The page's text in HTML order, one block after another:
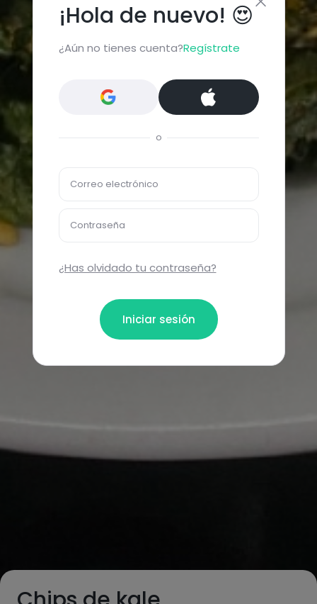
¡Hola de nuevo! 😍
¿Aún no tienes cuenta?Regístrate
o
Correo electrónico
Contraseña
¿Has olvidado tu contraseña?
Iniciar sesión